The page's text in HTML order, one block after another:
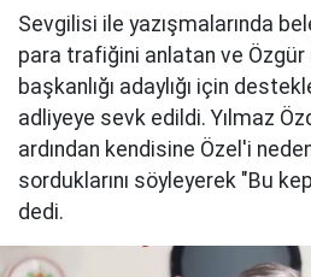
Sevgilisi ile yazışmalarında
para trafiğini anlatan ve Özgür
başkanlığı adaylığı için
adliyeye sevk edildi. Yılmaz
ardından kendisine Özel'i
sorduklarını söyleyerek "Bu
dedi.